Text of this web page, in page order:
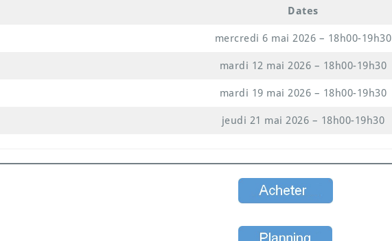
Dates
mercredi 6 mai 2026 – 18h00-19h30
mardi 12 mai 2026 – 18h00-19h30
mardi 19 mai 2026 – 18h00-19h30
jeudi 21 mai 2026 – 18h00-19h30